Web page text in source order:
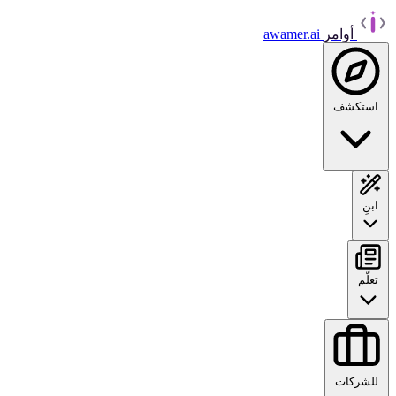
أوامر awamer.ai
استكشف
ابنِ
تعلّم
للشركات